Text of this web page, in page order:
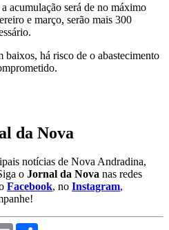
acumulação será de no máximo
e março, serão mais 300
baixos, há risco de o abastecimento
da Nova
notícias de Nova Andradina,
o Jornal da Nova nas redes
Facebook, no Instagram,